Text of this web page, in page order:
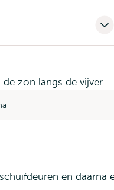
en daarna